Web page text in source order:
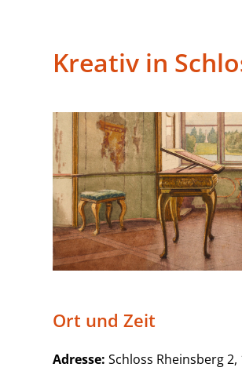
Kreativ in
Ort und Zeit
Adresse: Schloss Rheinsberg